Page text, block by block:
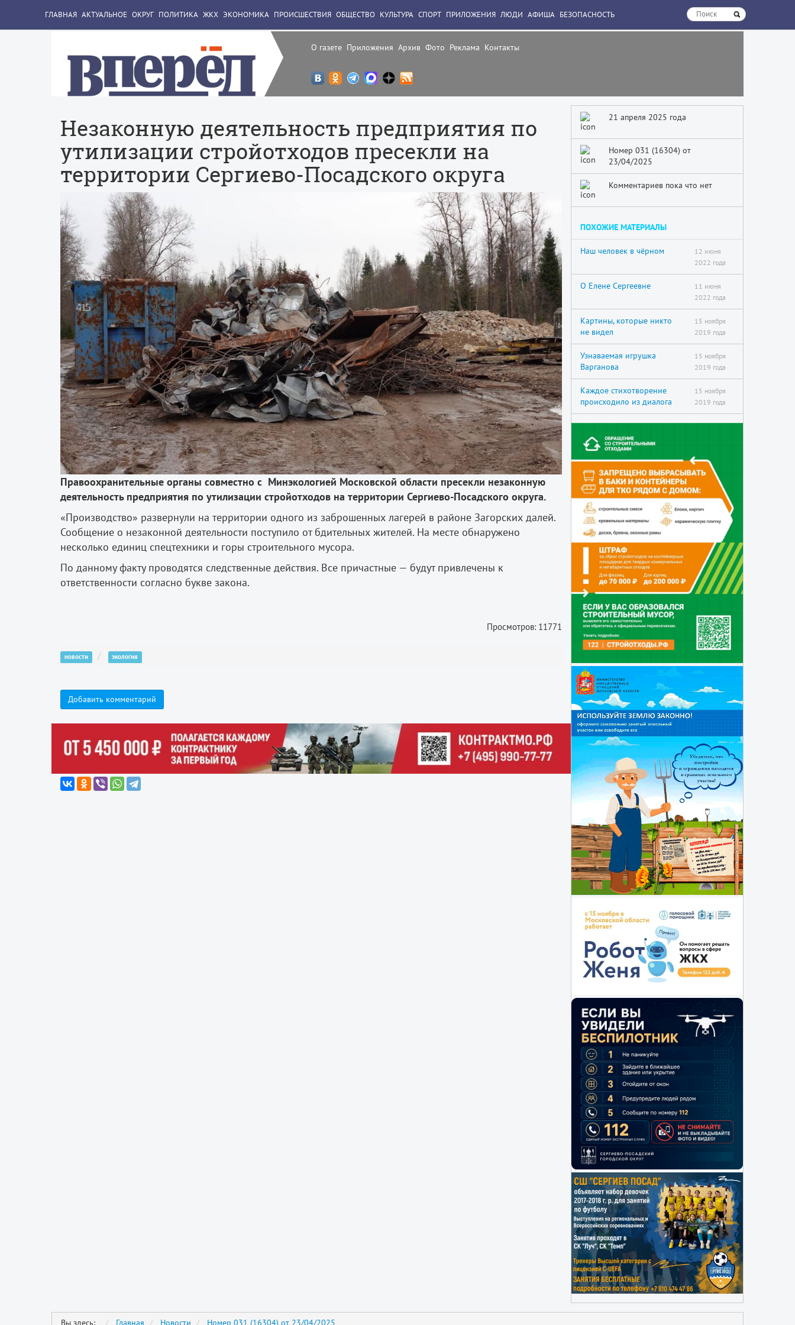
О газете Приложения Архив Фото Реклама Контакты
ГЛАВНАЯ АКТУАЛЬНОЕ ОКРУГ ПОЛИТИКА ЖКХ ЭКОНОМИКА ПРОИСШЕСТВИЯ ОБЩЕСТВО КУЛЬТУРА СПОРТ ПРИЛОЖЕНИЯ ЛЮДИ АФИША БЕЗОПАСНОСТЬ
Незаконную деятельность предприятия по
утилизации стройотходов пресекли на
территории Сергиево-Посадского округа
Правоохранительные органы совместно с Минэкологией Московской области пресекли незаконную
деятельность предприятия по утилизации стройотходов на территории Сергиево-Посадского округа.
«Производство» развернули на территории одного из заброшенных лагерей в районе Загорских далей.
Сообщение о незаконной деятельности поступило от бдительных жителей. На месте обнаружено
несколько единиц спецтехники и горы строительного мусора.
По данному факту проводятся следственные действия. Все причастные — будут привлечены к
ответственности согласно букве закона.
Просмотров: 11771
новости экология
Добавить комментарий
21 апреля 2025 года
Номер 031 (16304) от
23/04/2025
Комментариев пока что нет
ПОХОЖИЕ МАТЕРИАЛЫ
Наш человек в чёрном
12 июня
2022 года
О Елене Сергеевне
11 июня
2022 года
Картины, которые никто
не видел
15 ноября
2019 года
Узнаваемая игрушка
Варганова
15 ноября
2019 года
Каждое стихотворение
происходило из диалога
15 ноября
2019 года